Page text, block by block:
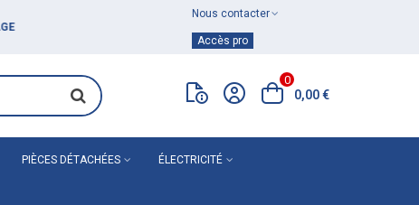
Nous contacter
Accès pro
0
0,00 €
PIÈCES DÉTACHÉES ÉLECTRICITÉ